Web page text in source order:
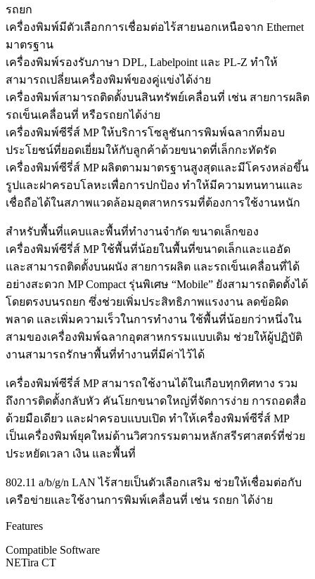
รถยก
เครื่องพิมพ์มีตัวเลือกการเชื่อมต่อไร้สายนอกเหนือจาก Ethernet
มาตรฐาน
เครื่องพิมพ์รองรับภาษา DPL, Labelpoint และ PL-Z ทำให้
สามารถเปลี่ยนเครื่องพิมพ์ของคู่แข่งได้ง่าย
เครื่องพิมพ์สามารถติดตั้งบนสินทรัพย์เคลื่อนที่ เช่น สายการผลิต
รถเข็นเคลื่อนที่ หรือรถยกได้ง่าย
เครื่องพิมพ์ซีรี่ส์ MP ให้บริการโซลูชันการพิมพ์ฉลากที่มอบ
ประโยชน์ที่ยอดเยี่ยมให้กับลูกค้าด้วยขนาดที่เล็กกะทัดรัด
เครื่องพิมพ์ซีรี่ส์ MP ผลิตตามมาตรฐานสูงสุดและมีโครงหล่อขึ้น
รูปและฝาครอบโลหะเพื่อการปกป้อง ทำให้มีความทนทานและ
เชื่อถือได้ในสภาพแวดล้อมอุตสาหกรรมที่ต้องการใช้งานหนัก
สำหรับพื้นที่แคบและพื้นที่ทำงานจำกัด ขนาดเล็กของ
เครื่องพิมพ์ซีรี่ส์ MP ใช้พื้นที่น้อยในพื้นที่ขนาดเล็กและแออัด
และสามารถติดตั้งบนผนัง สายการผลิต และรถเข็นเคลื่อนที่ได้
อย่างสะดวก MP Compact รุ่นพิเศษ “Mobile” ยังสามารถติดตั้งได้
โดยตรงบนรถยก ซึ่งช่วยเพิ่มประสิทธิภาพแรงงาน ลดข้อผิด
พลาด และเพิ่มความเร็วในการทำงาน ใช้พื้นที่น้อยกว่าหนึ่งใน
สามของเครื่องพิมพ์ฉลากอุตสาหกรรมแบบเดิม ช่วยให้ผู้ปฏิบัติ
งานสามารถรักษาพื้นที่ทำงานที่มีค่าไว้ได้
เครื่องพิมพ์ซีรี่ส์ MP สามารถใช้งานได้ในเกือบทุกทิศทาง รวม
ถึงการติดตั้งกลับหัว คันโยกขนาดใหญ่ที่จัดการง่าย การถอดสื่อ
ด้วยมือเดียว และฝาครอบแบบเปิด ทำให้เครื่องพิมพ์ซีรี่ส์ MP
เป็นเครื่องพิมพ์ยุคใหม่ด้านวิศวกรรมตามหลักสรีรศาสตร์ที่ช่วย
ประหยัดเวลา เงิน และพื้นที่
802.11 a/b/g/n LAN ไร้สายเป็นตัวเลือกเสริม ช่วยให้เชื่อมต่อกับ
เครือข่ายและใช้งานการพิมพ์เคลื่อนที่ เช่น รถยก ได้ง่าย
Features
Compatible Software
NETira CT